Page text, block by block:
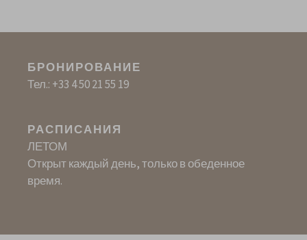
БРОНИРОВАНИЕ
Тел.: +33 4 50 21 55 19
РАСПИСАНИЯ
ЛЕТОМ
Открыт каждый день, только в обеденное
время.